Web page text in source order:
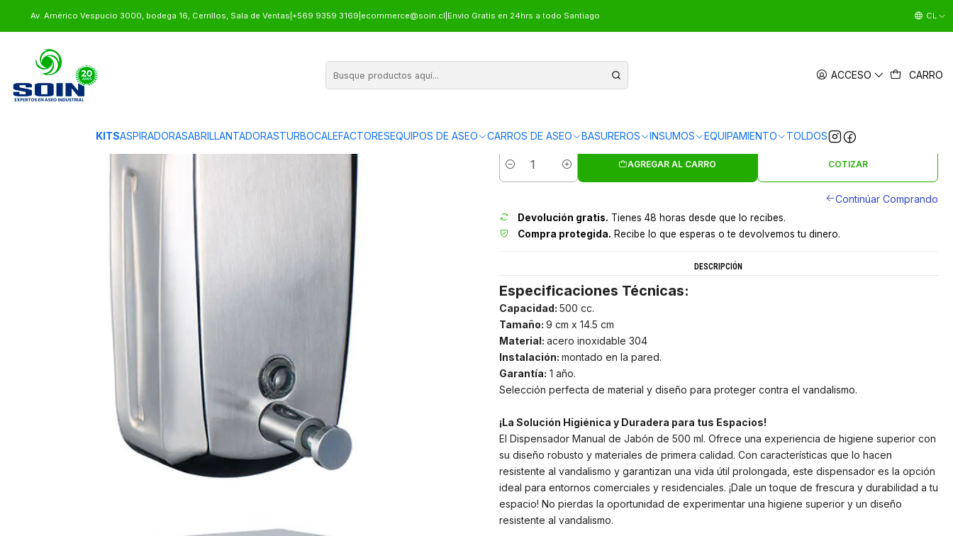
ACCESO CARRO
KITSASPIRADORASABRILLANTADORASTURBOCALEFACTORESEQUIPOS DE ASEO CARROS DE ASEO BASUREROS INSUMOS EQUIPAMIENTO TOLDOS
Av. Américo Vespucio 3000, bodega 16, Cerrillos, Sala de Ventas +569 9359 3169 ecommerce@soin.cl Envio Gratis en 24hrs a todo Santiago CL
Inicio EQUIPOS DE ASEO DISPENSADORES DISPENSADOR DE JABON 500ML ACERO INOX
DISPENSADOR DE JABON 500ML ACERO INOX
Envíos gratis en 24 hrs en Santiagoy a provincias por pagar
Cantidad
AGREGAR AL CARRO COTIZAR
Continúar Comprando
Devolución gratis. Tienes 48 horas desde que lo recibes.
Compra protegida. Recibe lo que esperas o te devolvemos tu dinero.
DESCRIPCIÓN
Especificaciones Técnicas:
Capacidad: 500 cc.
Tamaño: 9 cm x 14.5 cm
Material: acero inoxidable 304
Instalación: montado en la pared.
Garantía: 1 año.
Selección perfecta de material y diseño para proteger contra el vandalismo.
¡La Solución Higiénica y Duradera para tus Espacios!
El Dispensador Manual de Jabón de 500 ml. Ofrece una experiencia de higiene superior con
su diseño robusto y materiales de primera calidad. Con características que lo hacen
resistente al vandalismo y garantizan una vida útil prolongada, este dispensador es la opción
ideal para entornos comerciales y residenciales. ¡Dale un toque de frescura y durabilidad a tu
espacio! No pierdas la oportunidad de experimentar una higiene superior y un diseño
resistente al vandalismo.